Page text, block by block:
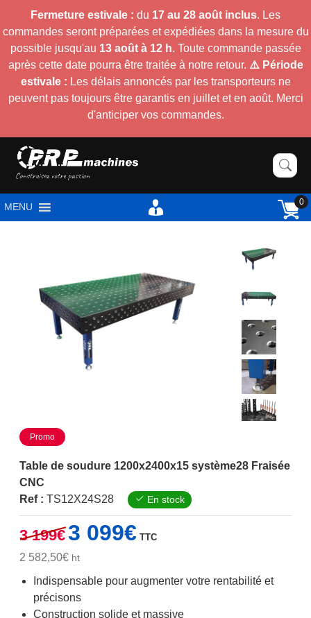
Fermeture estivale : du 17 au 28 août inclus. Les
commandes seront préparées et expédiées dans la mesure du
possible jusqu'au 13 août à 12 h. Toute commande passée
après cette date pourra être traitée à notre retour. ⚠️ Période
estivale : Les délais annoncés par les transporteurs ne
peuvent pas toujours être garantis en juillet et en août. Merci
d'anticiper vos commandes.
MENU 0
Promo
Table de soudure 1200x2400x15 système28 Fraisée
CNC
Ref : TS12X24S28 En stock
3 199€
Le
prix
initial
3 099€prix
TTC
2 582,50€ht
Indispensable pour augmenter votre rentabilité et
précisons
Construction solide et massive